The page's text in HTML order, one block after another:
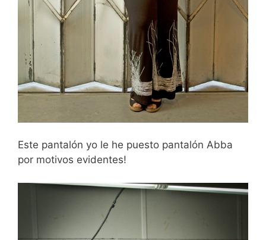
Este pantalón yo le he puesto pantalón Abba
por motivos evidentes!